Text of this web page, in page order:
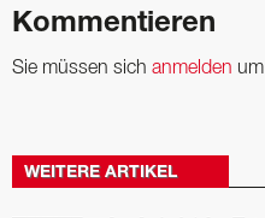
Kommentieren
Sie müssen sich anmelden
WEITERE ARTIKEL